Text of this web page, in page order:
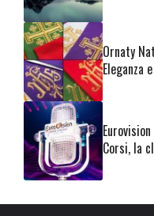
Ornaty
Eleganza
Corsi, la